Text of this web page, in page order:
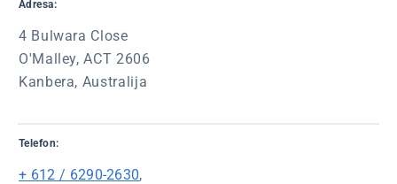
Adresa:
4 Bulwara Close
O'Malley, ACT 2606
Kanbera, Australija
Telefon:
+ 612 / 6290-2630,